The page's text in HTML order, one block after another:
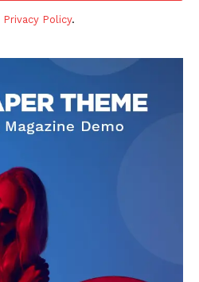
Privacy Policy.